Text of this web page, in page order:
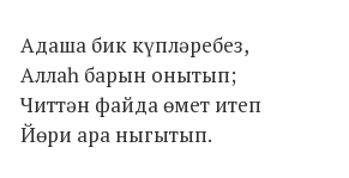
Адаша бик күпләребез,
Аллаһ барын онытып;
Читтән файда өмет итеп
Йөри ара ныгытып.